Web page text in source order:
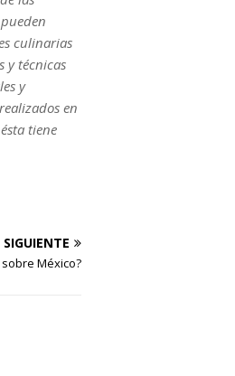
culinarias
y técnicas
y
en
tiene
SIGUIENTE
México?